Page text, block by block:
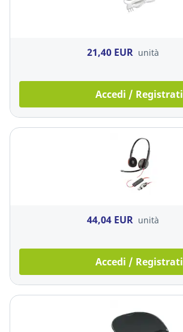
21,40 EUR unità
Accedi / Registrati
44,04 EUR unità
Accedi / Registrati